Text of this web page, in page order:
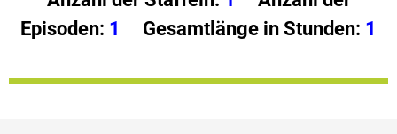
Episoden: 1 Gesamtlänge in Stunden: 1